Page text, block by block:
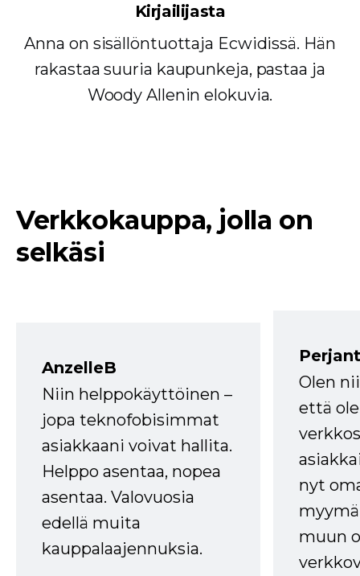
Kirjailijasta
Anna on sisällöntuottaja Ecwidissä. Hän
rakastaa suuria kaupunkeja, pastaa ja
Woody Allenin elokuvia.
Verkkokauppa, jolla on
selkäsi
AnzelleB
Niin helppokäyttöinen –
jopa teknofobisimmat
asiakkaani voivat hallita.
Helppo asentaa, nopea
asentaa. Valovuosia
edellä muita
kauppalaajennuksia.
Olen
että
nyt
muun